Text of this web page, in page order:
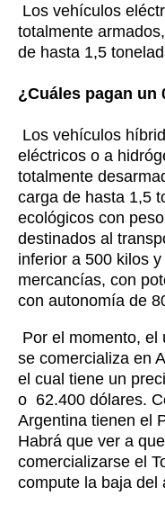
Los vehículos
totalmente
de hasta 1,5
¿Cuáles pagan un
Los vehículos
eléctricos o a
totalmente
carga de hasta 1,5
ecológicos con
destinados al
inferior a 500 kilos
mercancías, con
con autonomía de
Por el momento, el
se comercializa en
el cual tiene un
o 62.400 dólares.
Argentina tienen el
Habrá que ver a
comercializarse el
compute la baja del